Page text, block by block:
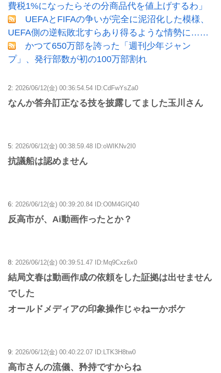
費税1%になったらその分商品代を値上げするわ」
UEFAとFIFAの争いが完全に泥沼化した模様、
UEFA側の逆転敗北すらあり得るような情勢に……
かつて650万部を誇った「週刊少年ジャン
プ」、発行部数が初の100万部割れ
2: 2026/06/12(金) 00:36:54.54 ID:CdFwYsZa0
なんか答弁訂正なる技を披露してました玉川さん
5: 2026/06/12(金) 00:38:59.48 ID:oWIKNv2I0
抗議船は認めません
6: 2026/06/12(金) 00:39:20.84 ID:O0M4GIQ40
反高市が、Ai動画作ったとか？
8: 2026/06/12(金) 00:39:51.47 ID:Mq9Cxz6x0
結局文春は動画作成の依頼をした証拠は出せません
でした
オールドメディアの印象操作じゃねーかボケ
9: 2026/06/12(金) 00:40:22.07 ID:LTK3H8tw0
高市さんの流儀、矜持ですからね